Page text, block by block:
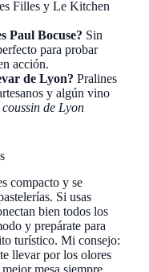
Filles y Le Kitchen
Paul Bocuse? Sin
para probar
acción.
de Lyon? Pralines
y algún vino
coussin de Lyon
compacto y se
Si usas
bien todos los
y prepárate para
turístico. Mi consejo:
llevar por los olores
mesa siempre